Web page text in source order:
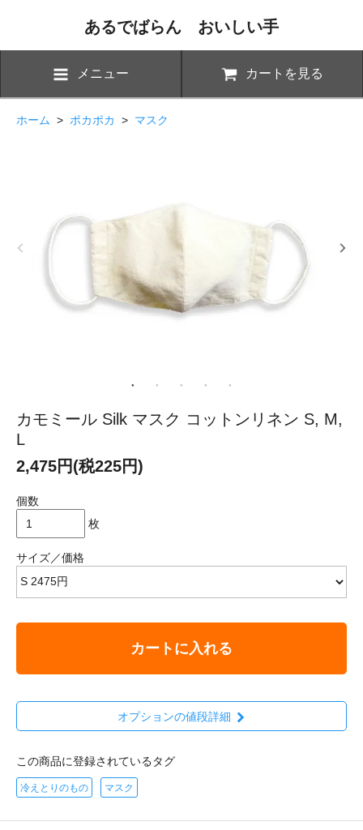
あるでばらん おいしい手
メニュー カートを見る
ホーム > ポカポカ > マスク
カモミール Silk マスク コットンリネン S, M,
L
2,475円(税225円)
個数
枚
サイズ／価格
カートに入れる
オプションの値段詳細
この商品に登録されているタグ
冷えとりのもの マスク